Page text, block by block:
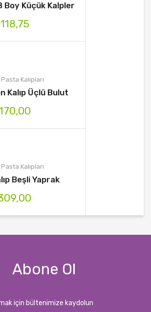
Boy Küçük Kalpler
118,75
Kalıpları
Kalıp Üçlü Bulut
Kalıpları
Beşli Yaprak
Abone Ol
için bültenimize kaydolun